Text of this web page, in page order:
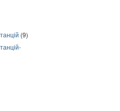
(9)